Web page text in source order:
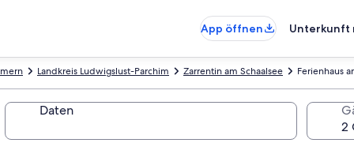
App öffnen
Unterkunft
Ferienhaus
Zarrentin am Schaalsee
Landkreis Ludwigslust-Parchim
Daten